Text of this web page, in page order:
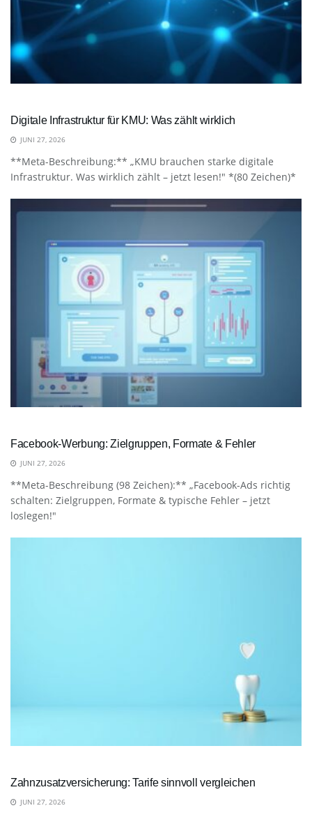
Digitale Infrastruktur für KMU: Was zählt wirklich
JUNI 27, 2026
**Meta-Beschreibung:** „KMU brauchen starke digitale
Infrastruktur. Was wirklich zählt – jetzt lesen!" *(80 Zeichen)*
Facebook-Werbung: Zielgruppen, Formate & Fehler
JUNI 27, 2026
**Meta-Beschreibung (98 Zeichen):** „Facebook-Ads richtig
schalten: Zielgruppen, Formate & typische Fehler – jetzt
loslegen!"
Zahnzusatzversicherung: Tarife sinnvoll vergleichen
JUNI 27, 2026